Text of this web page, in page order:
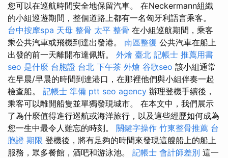
您可以在巡航時間安全地保留汽車。 在Neckermann組織
的小組巡遊期間，整個道路上都有一名匈牙利語言乘客。
台中按摩spa 天母 整骨 太平 整骨 在小組巡航期間，乘客
乘公共汽車或飛機到達出發港。 南區整復 公共汽車在船上
出發的前一天離開布達佩斯。 外燴 臺北 記帳士 推薦用書
seo 是什麼 台胞證 台北 下午茶 外燴 谷歌seo 該小組通常
在早晨/早晨的時間到達港口，在那裡他們與小組伴奏一起
檢查船。 記帳士 準備 ptt seo agency 辦理登機手續後，
乘客可以離開船隻並單獨發現城市。 在本文中，我們展示
了為什麼值得進行巡航或海洋旅行，以及這些經歷如何成為
您一生中最令人難忘的時刻。 關鍵字操作 竹東整骨推薦 台
胞證 期限 登機後，將有足夠的時間來發現這艘船上的船上
服務，眾多餐館，酒吧和游泳池。 記帳士 會計師差別 這一